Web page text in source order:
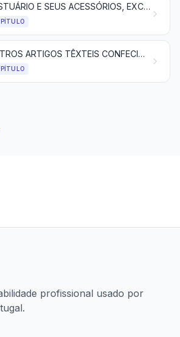
VESTUÁRIO E SEUS ACESSÓRIOS, EXCETO DE MALHA
OUTROS ARTIGOS TÊXTEIS CONFECIONADOS; SORTIDOS; ARTIGOS DE MATÉRIAS TÊXTEIS E ARTIGOS DE USO SEMELHANTE, USADOS; TRAPOS
profissional usado por